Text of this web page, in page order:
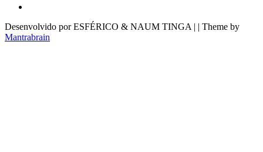
Desenvolvido por ESFÉRICO & NAUM TINGA | | Theme by
Mantrabrain